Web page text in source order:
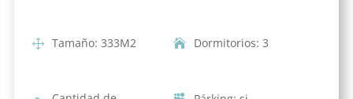
Tamaño: 333M2 Dormitorios: 3